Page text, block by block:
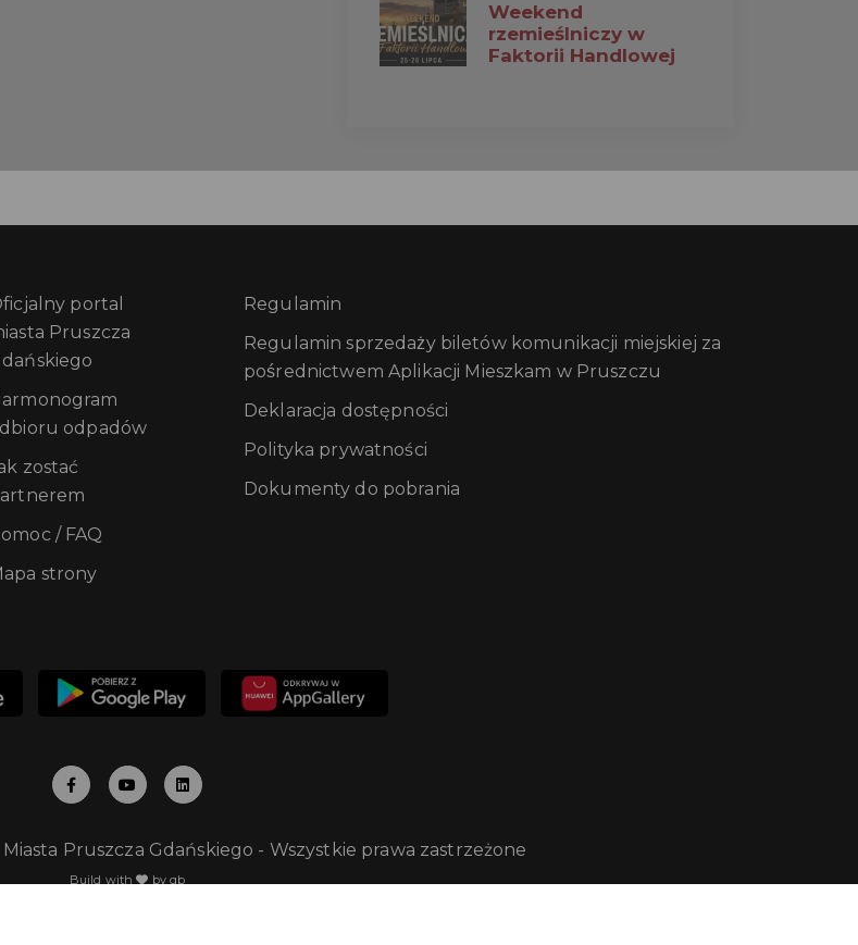
Weekend
rzemieślniczy w
Faktorii Handlowej
portal
Pruszcza
odpadów
zostać
/ FAQ
strony
Regulamin
Regulamin sprzedaży biletów komunikacji miejskiej za
pośrednictwem Aplikacji Mieszkam w Pruszczu
Deklaracja dostępności
Polityka prywatności
Dokumenty do pobrania
Pruszcza Gdańskiego - Wszystkie prawa zastrzeżone
Build with by qb